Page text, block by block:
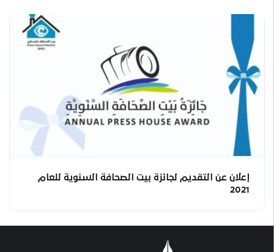
إعلان عن التقديم لجائزة بيت الصحافة السنوية للعام
2021